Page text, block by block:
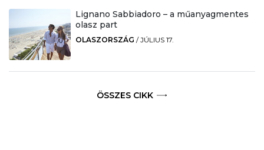
Lignano Sabbiadoro – a műanyagmentes
olasz part
OLASZORSZÁG /JÚLIUS 17.
ÖSSZES CIKK